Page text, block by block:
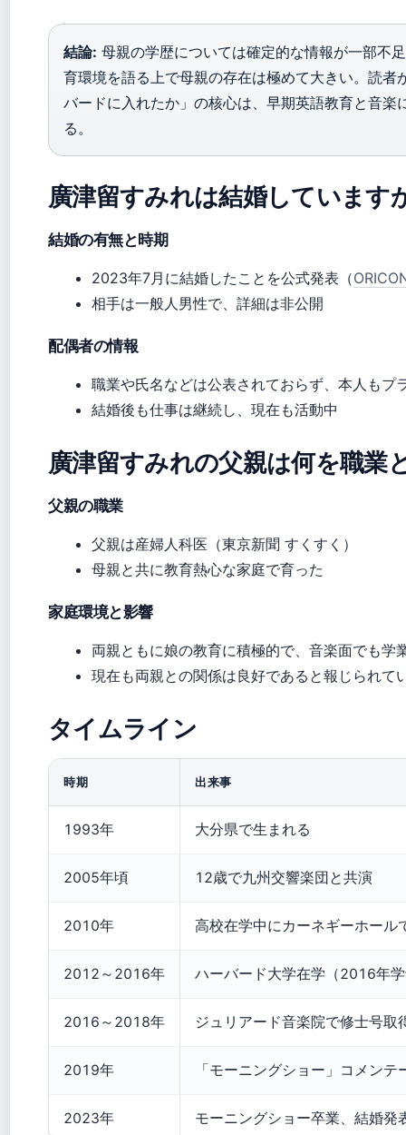
結論: 母親の学歴については確定的な情報が一部不
育環境を語る上で母親の存在は極めて大きい。読者
バードに入れたか」の核心は、早期英語教育と音楽
る。
廣津留すみれは結婚しています
結婚の有無と時期
2023年7月に結婚したことを公式発表（
相手は一般人男性で、詳細は非公開
配偶者の情報
職業や氏名などは公表されておらず、本人もプ
結婚後も仕事は継続し、現在も活動中
廣津留すみれの父親は何を職業
父親の職業
父親は産婦人科医（東京新聞 すくすく）
母親と共に教育熱心な家庭で育った
家庭環境と影響
両親ともに娘の教育に積極的で、音楽面でも学
現在も両親との関係は良好であると報じられて
タイムライン
時期 出来事
1993年 大分県で生まれる
2005年頃 12歳で九州交響楽団と共演
2010年 高校在学中にカーネギーホール
2012～2016年 ハーバード大学在学（2016年
2016～2018年 ジュリアード音楽院で修士号取
2019年 「モーニングショー」コメンテ
2023年 モーニングショー卒業、結婚発